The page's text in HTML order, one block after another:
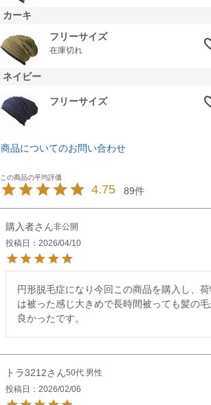
カーキ
フリーサイズ
在庫切れ
ネイビー
フリーサイズ
商品についてのお問い合わせ
4.75 89
購入者
非公開
投稿日
2026/04/10
円形脱毛症になり今回この商品を購入し、
は被った感じ大きめで長時間被っても髪の
良かったです。
トラ3212 50代 男性
投稿日
2026/02/06